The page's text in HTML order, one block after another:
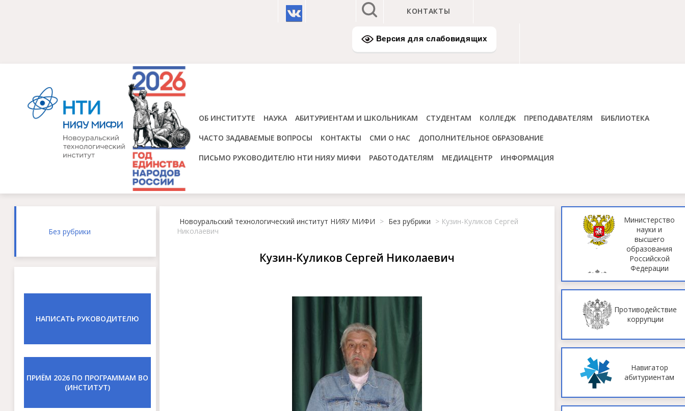
КОНТАКТЫ
Версия для слабовидящих
ОБ ИНСТИТУТЕ НАУКА АБИТУРИЕНТАМ И ШКОЛЬНИКАМ СТУДЕНТАМ КОЛЛЕДЖ ПРЕПОДАВАТЕЛЯМ БИБЛИОТЕКА
ЧАСТО ЗАДАВАЕМЫЕ ВОПРОСЫ КОНТАКТЫ СМИ О НАС ДОПОЛНИТЕЛЬНОЕ ОБРАЗОВАНИЕ
ПИСЬМО РУКОВОДИТЕЛЮ НТИ НИЯУ МИФИ РАБОТОДАТЕЛЯМ МЕДИАЦЕНТР ИНФОРМАЦИЯ
Без рубрики
НАПИСАТЬ РУКОВОДИТЕЛЮ
ПРИЁМ 2026 ПО ПРОГРАММАМ ВО
(ИНСТИТУТ)
Новоуральский технологический институт НИЯУ МИФИ > Без рубрики > Кузин-Куликов Сергей
Николаевич
Кузин-Куликов Сергей Николаевич
Министерство
науки и
высшего
образования
Российской
Федерации
Противодействие
коррупции
Навигатор
абитуриентам